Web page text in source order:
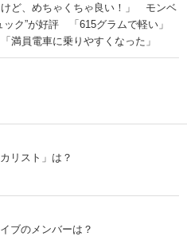
けど、めちゃくちゃ良い！」 モンベ
ック”が好評 「615グラムで軽い」
満員電車に乗りやすくなった」
リスト」は？
ブのメンバーは？